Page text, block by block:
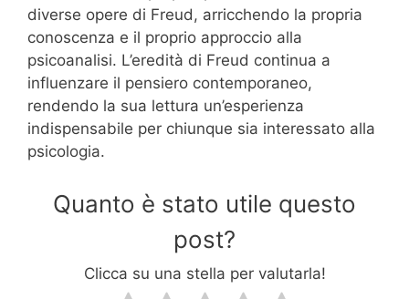
diverse opere di Freud, arricchendo la propria
conoscenza e il proprio approccio alla
psicoanalisi. L’eredità di Freud continua a
influenzare il pensiero contemporaneo,
rendendo la sua lettura un’esperienza
indispensabile per chiunque sia interessato alla
psicologia.
Quanto è stato utile questo
post?
Clicca su una stella per valutarla!